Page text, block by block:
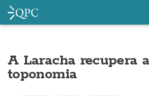
A Laracha recupera
toponomia